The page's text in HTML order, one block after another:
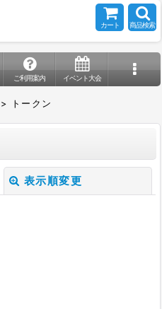
カート 商品検索
ご利用案内 イベント大会
> トークン
表示順変更